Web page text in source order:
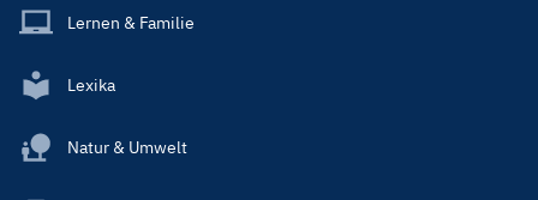
Lernen & Familie
Lexika
Natur & Umwelt